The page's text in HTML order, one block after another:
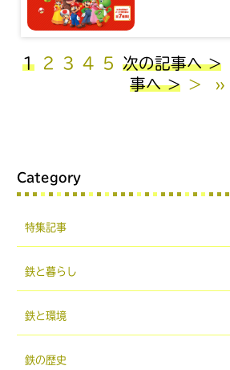
1 2 3 4 5 次の記事へ >
事へ >
> »
Category
特集記事
鉄と暮らし
鉄と環境
鉄の歴史